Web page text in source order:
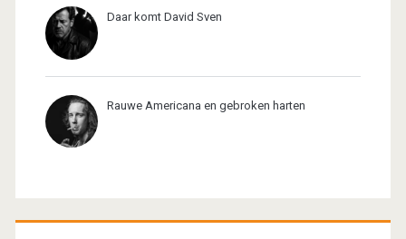
Daar komt David Sven
Rauwe Americana en gebroken harten